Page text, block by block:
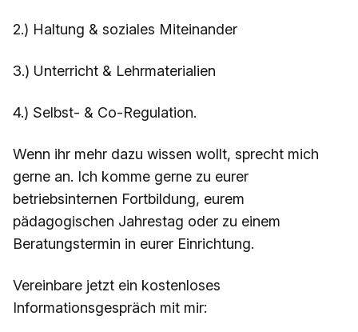
2.) Haltung & soziales Miteinander
3.) Unterricht & Lehrmaterialien
4.) Selbst- & Co-Regulation.
Wenn ihr mehr dazu wissen wollt, sprecht mich
gerne an. Ich komme gerne zu eurer
betriebsinternen Fortbildung, eurem
pädagogischen Jahrestag oder zu einem
Beratungstermin in eurer Einrichtung.
Vereinbare jetzt ein kostenloses
Informationsgespräch mit mir: